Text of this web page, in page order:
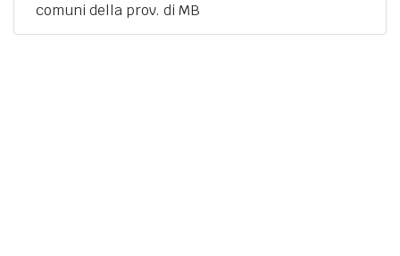
comuni della prov. di MB